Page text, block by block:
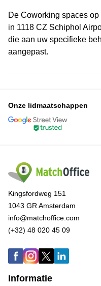
De Coworking spaces
in 1118 CZ Schiphol
die aan uw specifieke
aangepast.
Onze lidmaatschappen
Kingsfordweg 151
1043 GR Amsterdam
info@matchoffice.com
(+32) 48 020 45 09
Informatie